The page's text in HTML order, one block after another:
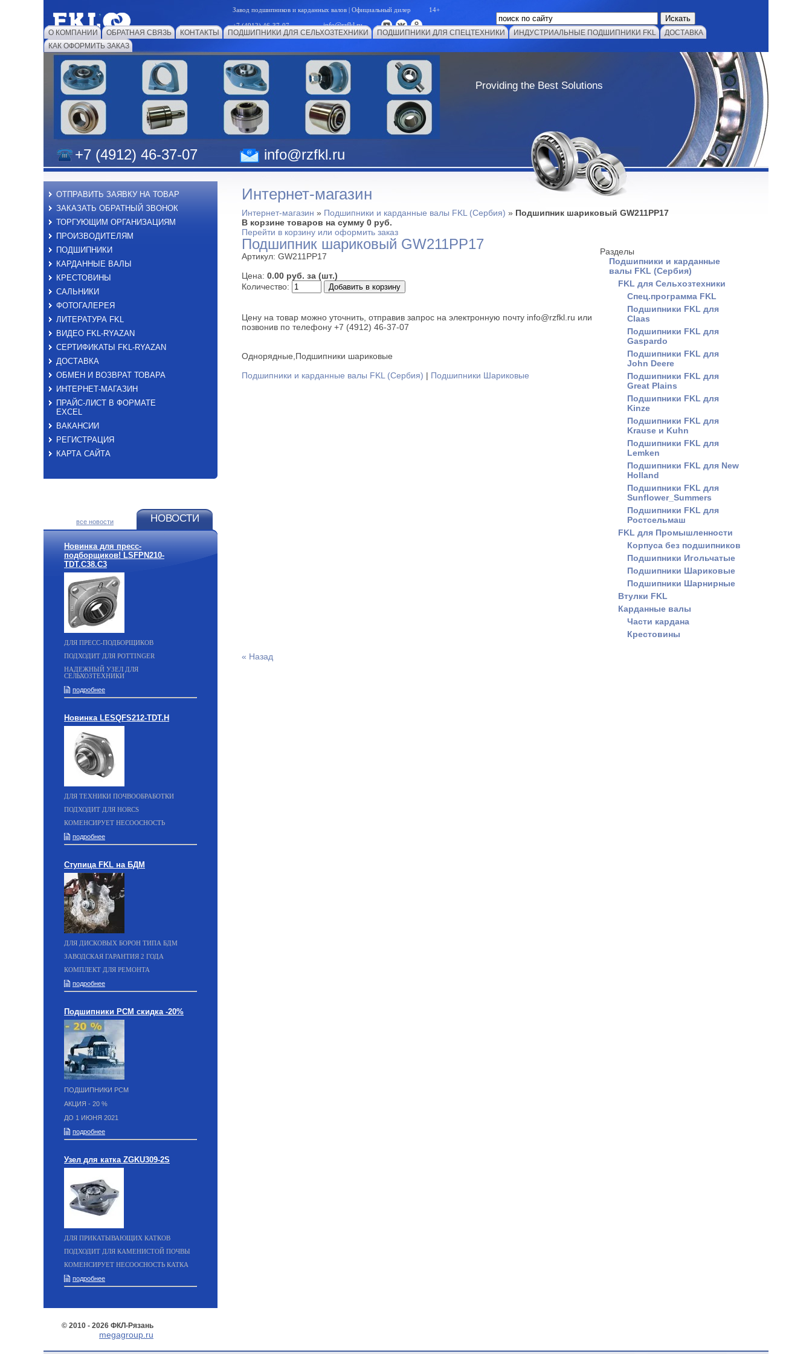
Завод подшипников и карданных валов | Официальный дилер 14+
+7 (4912) 46-37-07
info@rzfkl.ru
О КОМПАНИИ
ОБРАТНАЯ СВЯЗЬ КОНТАКТЫ ПОДШИПНИКИ ДЛЯ СЕЛЬХОЗТЕХНИКИ ПОДШИПНИКИ ДЛЯ СПЕЦТЕХНИКИ ИНДУСТРИАЛЬНЫЕ ПОДШИПНИКИ FKL
ДОСТАВКА
КАК ОФОРМИТЬ ЗАКАЗ
+7 (4912) 46-37-07 info@rzfkl.ru
Providing the Best Solutions
Интернет-магазин
Интернет-магазин » Подшипники и карданные валы FKL (Сербия) » Подшипник шариковый GW211PP17
В корзине товаров на сумму 0 руб.
Перейти в корзину или оформить заказ
Подшипник шариковый GW211PP17
Артикул: GW211PP17
Цена: 0.00 руб. за (шт.)
Количество:
Цену на товар можно уточнить, отправив запрос на электронную почту info@rzfkl.ru или
позвонив по телефону +7 (4912) 46-37-07
Однорядные,Подшипники шариковые
Подшипники и карданные валы FKL (Сербия) | Подшипники Шариковые
Разделы
Подшипники и карданные
валы FKL (Сербия)
FKL для Сельхозтехники
Спец.программа FKL
Подшипники FKL для
Claas
Подшипники FKL для
Gaspardo
Подшипники FKL для
John Deere
Подшипники FKL для
Great Plains
Подшипники FKL для
Kinze
Подшипники FKL для
Krause и Kuhn
Подшипники FKL для
Lemken
Подшипники FKL для New
Holland
Подшипники FKL для
Sunflower_Summers
Подшипники FKL для
Ростсельмаш
FKL для Промышленности
Корпуса без подшипников
Подшипники Игольчатые
Подшипники Шариковые
Подшипники Шарнирные
Втулки FKL
Карданные валы
Части кардана
Крестовины
« Назад
ОТПРАВИТЬ ЗАЯВКУ НА ТОВАР
ЗАКАЗАТЬ ОБРАТНЫЙ ЗВОНОК
ТОРГУЮЩИМ ОРГАНИЗАЦИЯМ
ПРОИЗВОДИТЕЛЯМ
ПОДШИПНИКИ
КАРДАННЫЕ ВАЛЫ
КРЕСТОВИНЫ
САЛЬНИКИ
ФОТОГАЛЕРЕЯ
ЛИТЕРАТУРА FKL
ВИДЕО FKL-RYAZAN
СЕРТИФИКАТЫ FKL-RYAZAN
ДОСТАВКА
ОБМЕН И ВОЗВРАТ ТОВАРА
ИНТЕРНЕТ-МАГАЗИН
ПРАЙС-ЛИСТ В ФОРМАТЕ
EXСEL
ВАКАНСИИ
РЕГИСТРАЦИЯ
КАРТА САЙТА
НОВОСТИ
все новости
Новинка для пресс-
подборщиков! LSFPN210-
TDT.C38.C3
ДЛЯ ПРЕСС-ПОДБОРЩИКОВ
ПОДХОДИТ ДЛЯ POTTINGER
НАДЕЖНЫЙ УЗЕЛ ДЛЯ
СЕЛЬХОЗТЕХНИКИ
подробнее
Новинка LESQFS212-TDT.H
ДЛЯ ТЕХНИКИ ПОЧВООБРАБОТКИ
ПОДХОДИТ ДЛЯ HORCS
КОМЕНСИРУЕТ НЕСООСНОСТЬ
подробнее
Ступица FKL на БДМ
ДЛЯ ДИСКОВЫХ БОРОН ТИПА БДМ
ЗАВОДСКАЯ ГАРАНТИЯ 2 ГОДА
КОМПЛЕКТ ДЛЯ РЕМОНТА
подробнее
Подшипники РСМ скидка -20%
ПОДШИПНИКИ РСМ
АКЦИЯ - 20 %
ДО 1 ИЮНЯ 2021
подробнее
Узел для катка ZGKU309-2S
ДЛЯ ПРИКАТЫВАЮЩИХ КАТКОВ
ПОДХОДИТ ДЛЯ КАМЕНИСТОЙ ПОЧВЫ
КОМЕНСИРУЕТ НЕСООСНОСТЬ КАТКА
подробнее
© 2010 - 2026 ФКЛ-Рязань
megagroup.ru